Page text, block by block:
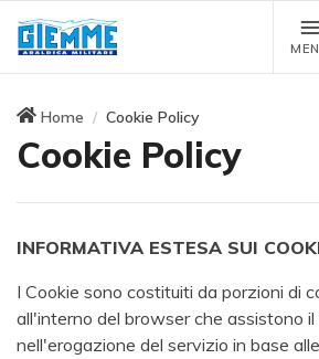
Home Cookie Policy
Cookie Policy
INFORMATIVA ESTESA SUI
I Cookie sono costituiti da porzioni di
all'interno del browser che assistono
nell'erogazione del servizio in base